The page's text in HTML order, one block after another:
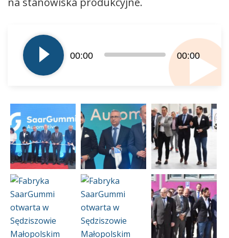
plików
dźwiękowych
00:00 00:00